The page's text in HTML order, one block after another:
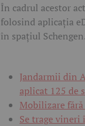
În cadrul acestor
folosind aplicația
în spațiul Schengen.
Jandarmii din
aplicat 125 de
Mobilizare
Se trage